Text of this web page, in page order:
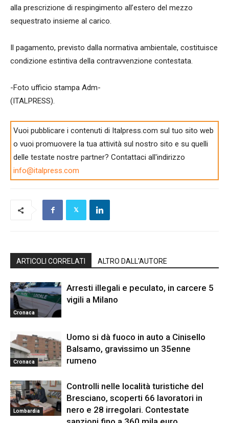
alla prescrizione di respingimento all’estero del mezzo
sequestrato insieme al carico.
Il pagamento, previsto dalla normativa ambientale, costituisce
condizione estintiva della contravvenzione contestata.
-Foto ufficio stampa Adm-
(ITALPRESS).
Vuoi pubblicare i contenuti di Italpress.com sul tuo sito web
o vuoi promuovere la tua attività sul nostro sito e su quelli
delle testate nostre partner? Contattaci all'indirizzo
info@italpress.com
ARTICOLI CORRELATI ALTRO DALL'AUTORE
Cronaca
Arresti illegali e peculato, in carcere 5
vigili a Milano
Cronaca
Uomo si dà fuoco in auto a Cinisello
Balsamo, gravissimo un 35enne
rumeno
Lombardia
Controlli nelle località turistiche del
Bresciano, scoperti 66 lavoratori in
nero e 28 irregolari. Contestate